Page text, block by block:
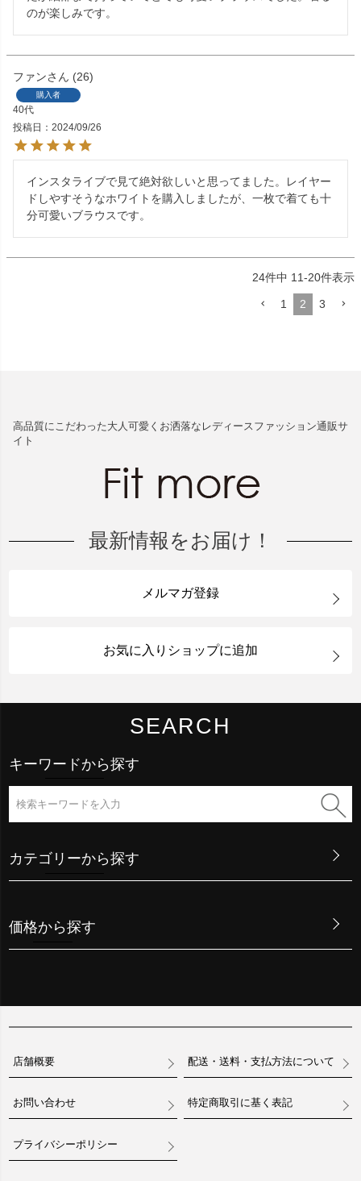
のが楽しみです。
ファン 26
購入者
40代
投稿日
2024/09/26
インスタライブで見て絶対欲しいと思ってました。レイヤー
ドしやすそうなホワイトを購入しましたが、一枚で着ても十
分可愛いブラウスです。
24件中 11-20件表示
1 2 3
高品質にこだわった大人可愛くお洒落なレディースファッション通販サ
イト
最新情報をお届け！
メルマガ登録
お気に入りショップに追加
SEARCH
キーワードから探す
カテゴリーから探す
価格から探す
店舗概要 配送・送料・支払方法について
お問い合わせ 特定商取引に基く表記
プライバシーポリシー